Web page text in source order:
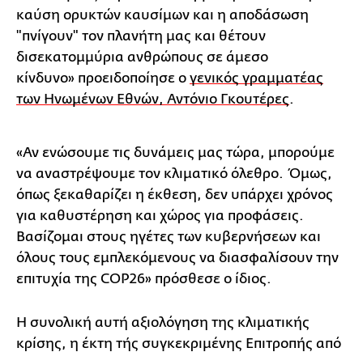
καύση ορυκτών καυσίμων και η αποδάσωση
"πνίγουν" τον πλανήτη μας και θέτουν
δισεκατομμύρια ανθρώπους σε άμεσο
κίνδυνο» προειδοποίησε ο γενικός γραμματέας
των Ηνωμένων Εθνών, Αντόνιο Γκουτέρες.
«Αν ενώσουμε τις δυνάμεις μας τώρα, μπορούμε
να αναστρέψουμε τον κλιματικό όλεθρο. Όμως,
όπως ξεκαθαρίζει η έκθεση, δεν υπάρχει χρόνος
για καθυστέρηση και χώρος για προφάσεις.
Βασίζομαι στους ηγέτες των κυβερνήσεων και
όλους τους εμπλεκόμενους να διασφαλίσουν την
επιτυχία της COP26» πρόσθεσε ο ίδιος.
Η συνολική αυτή αξιολόγηση της κλιματικής
κρίσης, η έκτη τής συγκεκριμένης Επιτροπής από